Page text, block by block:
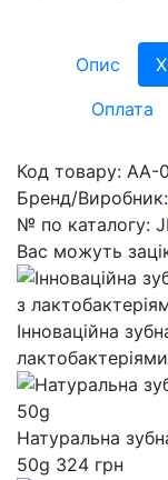
Опис
Оплата
Код товару: AA-
Бренд/Виробник:
№ по каталогу:
Вас можуть
Інноваційна
Натуральна
50g 324 грн